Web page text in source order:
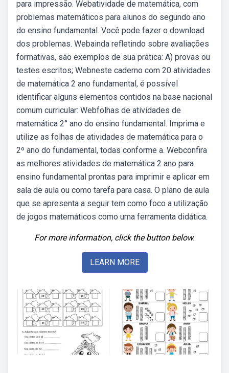
para impressão. Webatividade de matemática, com
problemas matemáticos para alunos do segundo ano
do ensino fundamental. Você pode fazer o download
dos problemas. Webainda refletindo sobre avaliações
formativas, são exemplos de sua prática: A) provas ou
testes escritos; Webneste caderno com 20 atividades
de matemática 2 ano fundamental, é possível
identificar alguns elementos contidos na base nacional
comum curricular: Webfolhas de atividades de
matemática 2° ano do ensino fundamental. Imprima e
utilize as folhas de atividades de matemática para o
2º ano do fundamental, todas conforme a. Webconfira
as melhores atividades de matemática 2 ano para
ensino fundamental prontas para imprimir e aplicar em
sala de aula ou como tarefa para casa. O plano de aula
que se apresenta a seguir tem como foco a utilização
de jogos matemáticos como uma ferramenta didática.
For more information, click the button below.
LEARN MORE